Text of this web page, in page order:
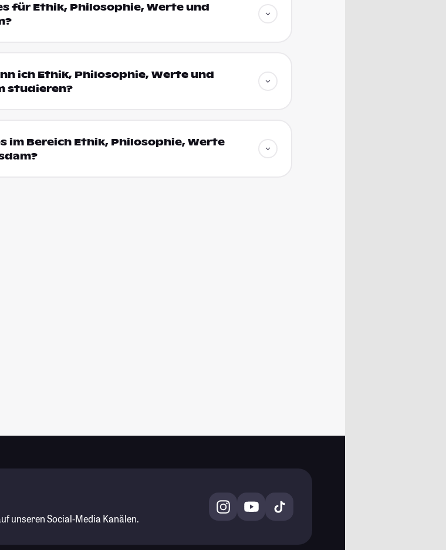
für Ethik, Philosophie, Werte und
ich Ethik, Philosophie, Werte und
studieren?
im Bereich Ethik, Philosophie, Werte
unseren Social-Media Kanälen.